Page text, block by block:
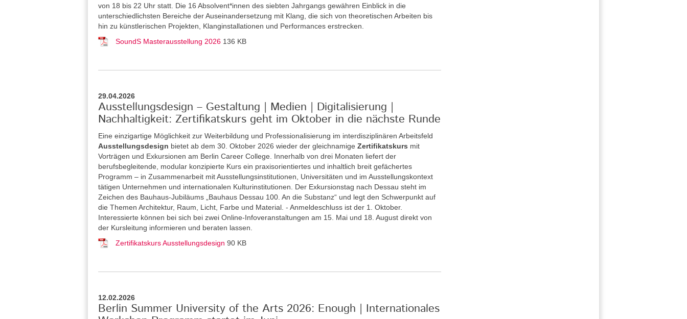
von 18 bis 22 Uhr statt. Die 16 Absolvent*innen des siebten Jahrgangs gewähren Einblick in die
unterschiedlichsten Bereiche der Auseinandersetzung mit Klang, die sich von theoretischen Arbeiten bis
hin zu künstlerischen Projekten, Klanginstallationen und Performances erstrecken.
SoundS Masterausstellung 2026 136 KB
29.04.2026
Ausstellungsdesign – Gestaltung | Medien | Digitalisierung |
Nachhaltigkeit: Zertifikatskurs geht im Oktober in die nächste Runde
Eine einzigartige Möglichkeit zur Weiterbildung und Professionalisierung im interdisziplinären Arbeitsfeld
Ausstellungsdesign bietet ab dem 30. Oktober 2026 wieder der gleichnamige Zertifikatskurs mit
Vorträgen und Exkursionen am Berlin Career College. Innerhalb von drei Monaten liefert der
berufsbegleitende, modular konzipierte Kurs ein praxisorientiertes und inhaltlich breit gefächertes
Programm – in Zusammenarbeit mit Ausstellungsinstitutionen, Universitäten und im Ausstellungskontext
tätigen Unternehmen und internationalen Kulturinstitutionen. Der Exkursionstag nach Dessau steht im
Zeichen des Bauhaus-Jubiläums „Bauhaus Dessau 100. An die Substanz“ und legt den Schwerpunkt auf
die Themen Architektur, Raum, Licht, Farbe und Material. - Anmeldeschluss ist der 1. Oktober.
Interessierte können bei sich bei zwei Online-Infoveranstaltungen am 15. Mai und 18. August direkt von
der Kursleitung informieren und beraten lassen.
Zertifikatskurs Ausstellungsdesign 90 KB
12.02.2026
Berlin Summer University of the Arts 2026: Enough | Internationales